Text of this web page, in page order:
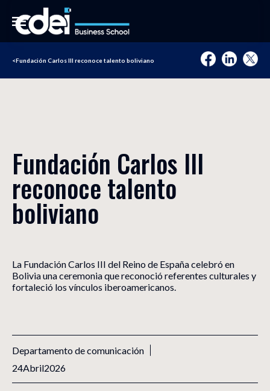
<Fundación Carlos III reconoce talento boliviano
Fundación Carlos III
reconoce talento
boliviano
La Fundación Carlos III del Reino de España celebró en
Bolivia una ceremonia que reconoció referentes culturales y
fortaleció los vínculos iberoamericanos.
Departamento de comunicación
24Abril2026